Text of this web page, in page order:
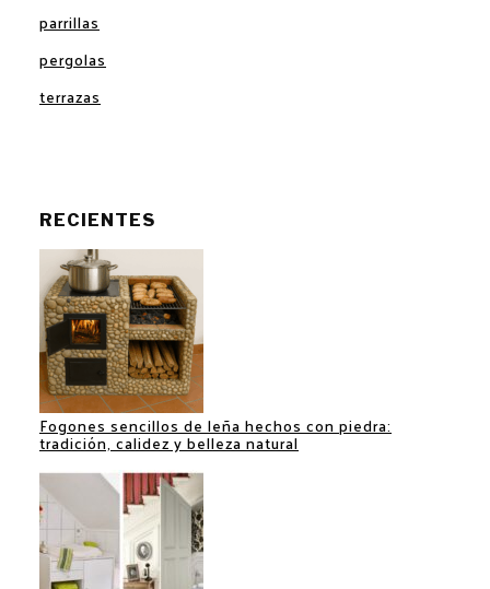
parrillas
pergolas
terrazas
RECIENTES
Fogones sencillos de leña hechos con piedra:
tradición, calidez y belleza natural